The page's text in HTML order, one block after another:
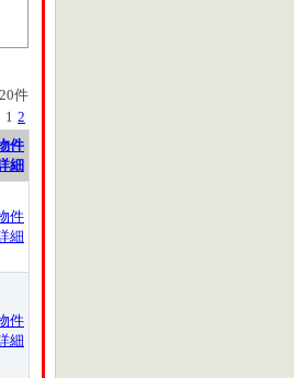
20件
1 2
件
細
件
細
件
細